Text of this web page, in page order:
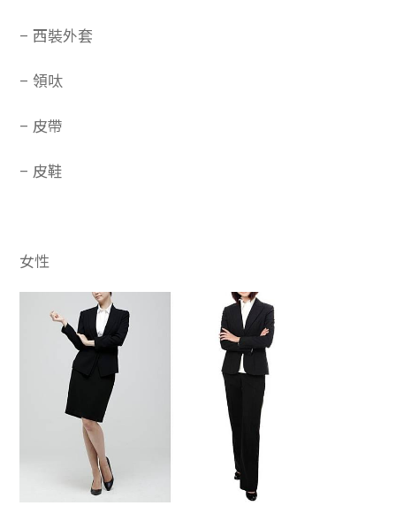
– 西裝外套
– 領呔
– 皮帶
– 皮鞋
女性